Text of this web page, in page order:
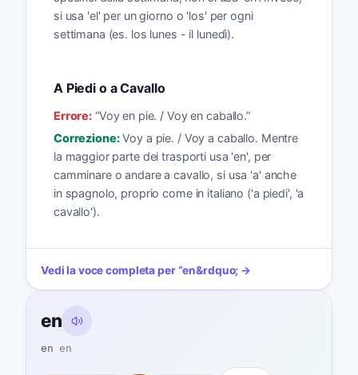
si usa 'el' per un giorno o 'los' per ogni
settimana (es. los lunes - il lunedì).
A Piedi o a Cavallo
Errore: “Voy en pie. / Voy en caballo.”
Correzione: Voy a pie. / Voy a caballo. Mentre
la maggior parte dei trasporti usa 'en', per
camminare o andare a cavallo, si usa 'a' anche
in spagnolo, proprio come in italiano ('a piedi', 'a
cavallo').
Vedi la voce completa per“en&rdquo; →
en
en en